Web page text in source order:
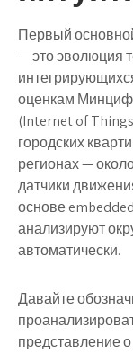
Первый
— это эволюция
оценкам
(Internet of
городских
регионах —
датчики
основе
анализируют
автоматически.
Давайте
представление